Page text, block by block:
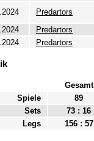
Predartors
Predartors
Predartors
Gesamt
Spiele
89
Sets
73 : 16
Legs
156 : 57